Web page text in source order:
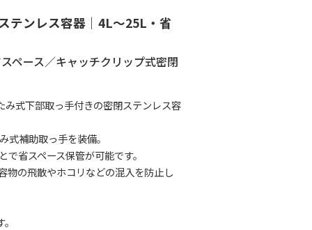
テンレス容器｜4L～25L・省
ペース／キャッチクリップ式密閉
み式下部取っ手付きの密閉ステンレス容
補助取っ手を装備。
省スペース保管が可能です。
物の飛散やホコリなどの混入を防止し